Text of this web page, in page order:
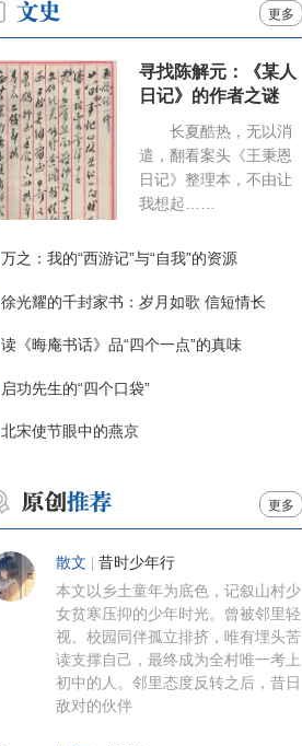
更多
寻找陈解元：《某人
日记》的作者之谜
长夏酷热，无以消
遣，翻看案头《王秉恩
日记》整理本，不由让
我想起……
万之：我的“西游记”与“自我”的资源
徐光耀的千封家书：岁月如歌 信短情长
读《晦庵书话》品“四个一点”的真味
启功先生的“四个口袋”
北宋使节眼中的燕京
更多
散文 昔时少年行
本文以乡土童年为底色，记叙山村少
女贫寒压抑的少年时光。曾被邻里轻
视、校园同伴孤立排挤，唯有埋头苦
读支撑自己，最终成为全村唯一考上
初中的人。邻里态度反转之后，昔日
敌对的伙伴